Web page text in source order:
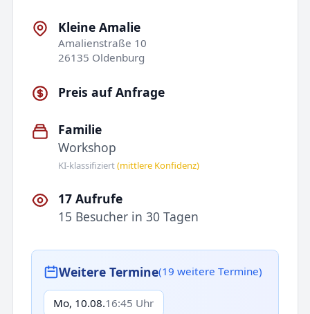
Kleine Amalie
Amalienstraße 10
26135 Oldenburg
Preis auf Anfrage
Familie
Workshop
KI-klassifiziert(mittlere Konfidenz)
17 Aufrufe
15 Besucher in 30 Tagen
Weitere Termine(19 weitere Termine)
Mo, 10.08.16:45 Uhr